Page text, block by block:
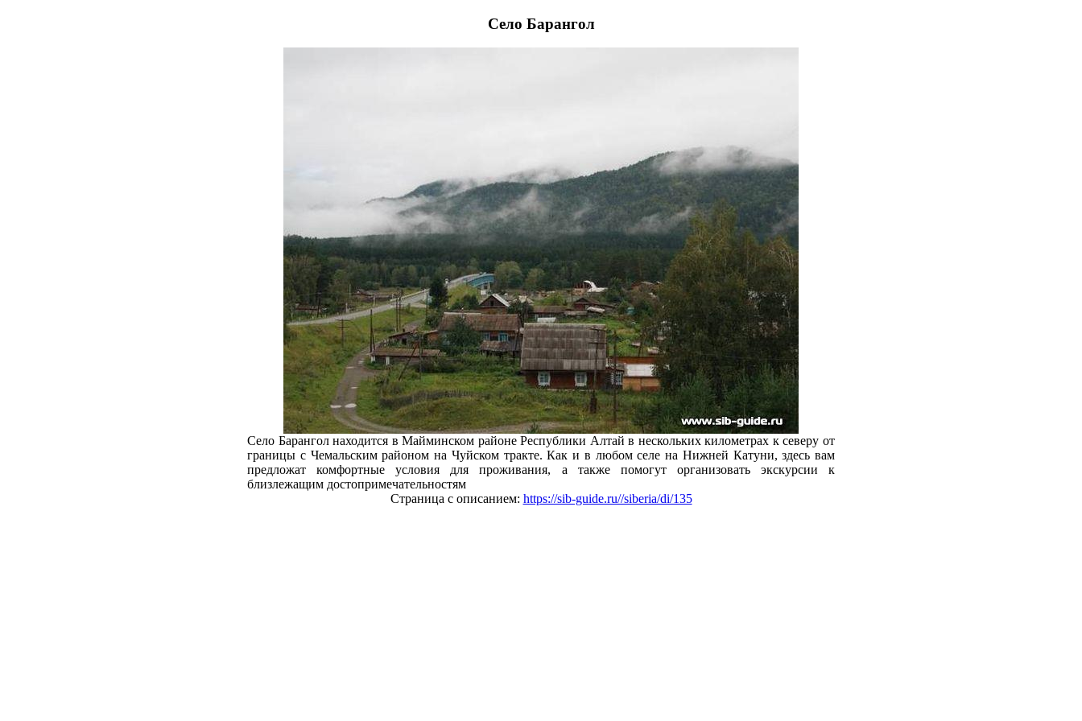
Село Барангол
Село Барангол находится в Майминском районе Республики Алтай в нескольких километрах к северу от
границы с Чемальским районом на Чуйском тракте. Как и в любом селе на Нижней Катуни, здесь вам
предложат комфортные условия для проживания, а также помогут организовать экскурсии к
близлежащим достопримечательностям
Страница с описанием: https://sib-guide.ru//siberia/di/135